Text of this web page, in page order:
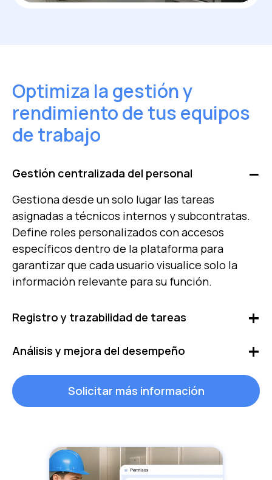
Optimiza la gestión y
rendimiento de tus equipos
de trabajo
Gestión centralizada del personal
Gestiona desde un solo lugar las tareas
asignadas a técnicos internos y subcontratas.
Define roles personalizados con accesos
específicos dentro de la plataforma para
garantizar que cada usuario visualice solo la
información relevante para su función.
Registro y trazabilidad de tareas
Automatiza el seguimiento de órdenes de
trabajo y supervisa en tiempo real quién,
cuándo y cómo se ejecutan. Garantiza que las
OT se realicen correctamente, siguiendo los
procesos establecidos, asegurando el
Análisis y mejora del desempeño
Evalúa el desempeño analizando tiempos de
respuesta, cumplimiento de tareas y eficiencia
operativa. Accede a métricas clave para
garantizar un servicio de calidad en tus
instalaciones.
Solicitar más información